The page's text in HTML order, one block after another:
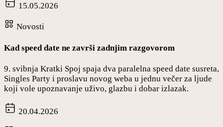
15.05.2026
Novosti
Kad speed date ne završi zadnjim razgovorom
9. svibnja Kratki Spoj spaja dva paralelna speed date susreta,
Singles Party i proslavu novog weba u jednu večer za ljude
koji vole upoznavanje uživo, glazbu i dobar izlazak.
20.04.2026